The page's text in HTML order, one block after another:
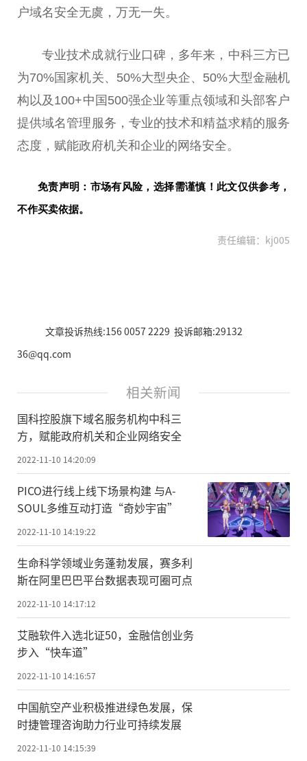
户域名安全无虞，万无一失。
专业技术成就行业口碑，多年来，中科三方已
为70%国家机关、50%大型央企、50%大型金融机
构以及100+中国500强企业等重点领域和头部客户
提供域名管理服务，专业的技术和精益求精的服务
态度，赋能政府机关和企业的网络安全。
免责声明：市场有风险，选择需谨慎！此文仅供参考，
不作买卖依据。
责任编辑：kj005
文章投诉热线:156 0057 2229 投诉邮箱:29132
36@qq.com
相关新闻
国科控股旗下域名服务机构中科三
方，赋能政府机关和企业网络安全
2022-11-10 14:20:09
PICO进行线上线下场景构建 与A-
SOUL多维互动打造“奇妙宇宙”
2022-11-10 14:19:22
生命科学领域业务蓬勃发展，赛多利
斯在阿里巴巴平台数据表现可圈可点
2022-11-10 14:17:12
艾融软件入选北证50，金融信创业务
步入“快车道”
2022-11-10 14:16:57
中国航空产业积极推进绿色发展，保
时捷管理咨询助力行业可持续发展
2022-11-10 14:15:39